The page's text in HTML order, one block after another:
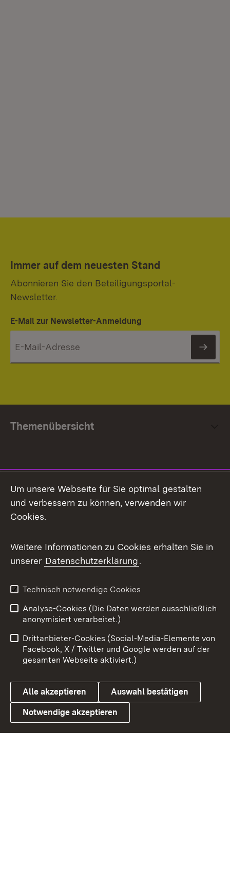
Immer auf dem neuesten Stand
Abonnieren Sie den Beteiligungsportal-
Newsletter.
E-Mail zur Newsletter-Anmeldung
Themenübersicht
Facebook
X / Twitter
Youtube
Link zum Landesportal
Impressum
Kontakt
Barrierefreiheit
Datenschutz
Cookies
Um unsere Webseite für Sie optimal gestalten
und verbessern zu können, verwenden wir
Cookies.
Weitere Informationen zu Cookies erhalten Sie in
unserer Datenschutzerklärung.
Technisch notwendige Cookies
Analyse-Cookies (Die Daten werden ausschließlich
anonymisiert verarbeitet.)
Drittanbieter-Cookies (Social-Media-Elemente von
Facebook, X / Twitter und Google werden auf der
gesamten Webseite aktiviert.)
Alle akzeptieren Auswahl bestätigen
Notwendige akzeptieren